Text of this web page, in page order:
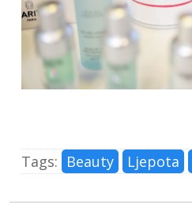
Tags: Beauty Ljepota